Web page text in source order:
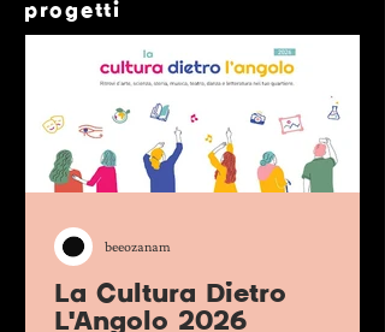
progetti
La Cultura Dietro
L'Angolo 2026
beeozanam